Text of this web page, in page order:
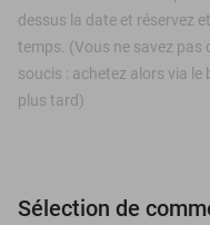
dessus la date et réservez
temps. (Vous ne savez pas
soucis : achetez alors via le
plus tard)
Sélection de